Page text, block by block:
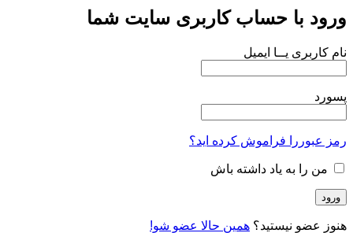
ورود با حساب کاربری سایت شما
نام کاربری یــا ایمیل
پسورد
رمز عبوررا فراموش کرده اید؟
من را به یاد داشته باش
هنوز عضو نیستید؟ همین حالا عضو شو!